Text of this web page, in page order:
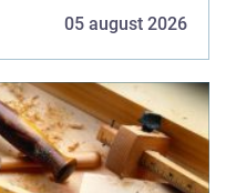
05 august 2026